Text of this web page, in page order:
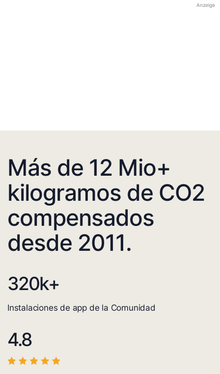
Anzeige
Más de 12 Mio+
kilogramos de CO2
compensados
desde 2011.
320k+
Instalaciones de app de la Comunidad
4.8